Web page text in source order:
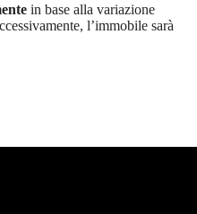
in base alla variazione
l’immobile sarà